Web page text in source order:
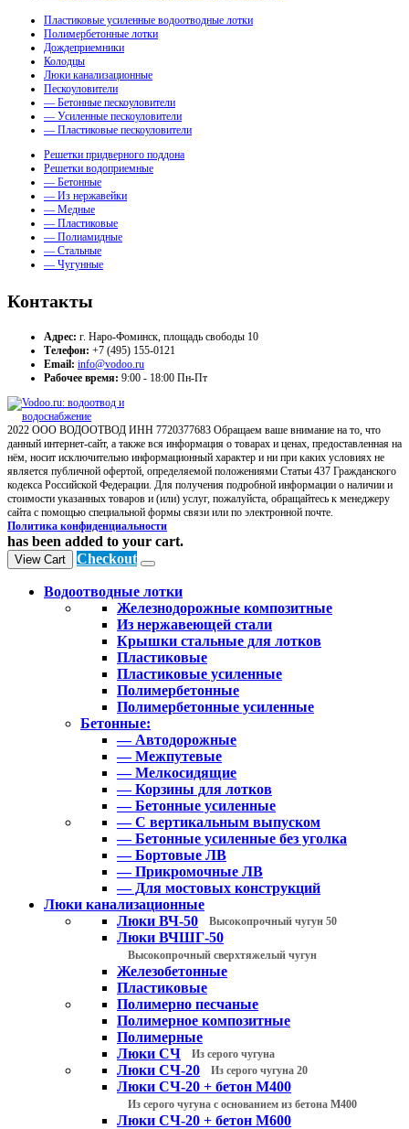
Пластиковые усиленные водоотводные лотки
Полимербетонные лотки
Дождеприемники
Колодцы
Люки канализационные
Пескоуловители
— Бетонные пескоуловители
— Усиленные пескоуловители
— Пластиковые пескоуловители
Решетки придверного поддона
Решетки водоприемные
— Бетонные
— Из нержавейки
— Медные
— Пластиковые
— Полиамидные
— Стальные
— Чугунные
Контакты
Адрес: г. Наро-Фоминск, площадь свободы 10
Телефон: +7 (495) 155-0121
Email: info@vodoo.ru
Рабочее время: 9:00 - 18:00 Пн-Пт
2022 ООО ВОДООТВОД ИНН 7720377683 Обращаем ваше внимание на то, что
данный интернет-сайт, а также вся информация о товарах и ценах, предоставленная на
нём, носит исключительно информационный характер и ни при каких условиях не
является публичной офертой, определяемой положениями Статьи 437 Гражданского
кодекса Российской Федерации. Для получения подробной информации о наличии и
стоимости указанных товаров и (или) услуг, пожалуйста, обращайтесь к менеджеру
сайта с помощью специальной формы связи или по электронной почте.
Политика конфиденциальности
has been added to your cart.
View Cart Checkout
Водоотводные лотки
Железнодорожные композитные
Из нержавеющей стали
Крышки стальные для лотков
Пластиковые
Пластиковые усиленные
Полимербетонные
Полимербетонные усиленные
Бетонные:
— Автодорожные
— Межпутевые
— Мелкосидящие
— Корзины для лотков
— Бетонные усиленные
— С вертикальным выпуском
— Бетонные усиленные без уголка
— Бортовые ЛВ
— Прикромочные ЛВ
— Для мостовых конструкций
Люки канализационные
Люки ВЧ-50
Высокопрочный чугун 50
Люки ВЧШГ-50
Высокопрочный сверхтяжелый чугун
Железобетонные
Пластиковые
Полимерно песчаные
Полимерное композитные
Полимерные
Люки СЧ
Из серого чугуна
Люки СЧ-20 Из серого чугуна 20
Люки СЧ-20 + бетон М400
Из серого чугуна с основанием из бетона М400
Люки СЧ-20 + бетон М600